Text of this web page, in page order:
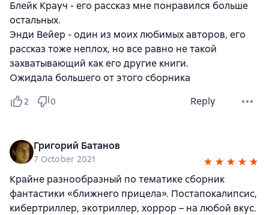
Блейк Крауч - его рассказ мне понравился больше
остальных.
Энди Вейер - один из моих любимых авторов, его
рассказ тоже неплох, но все равно не такой
захватывающий как его другие книги.
Ожидала большего от этого сборника
2 0 Reply
Григорий Батанов
7 October 2021
Крайне разнообразный по тематике сборник
фантастики «ближнего прицела». Постапокалипсис,
кибертриллер, экотриллер, хоррор – на любой вкус.